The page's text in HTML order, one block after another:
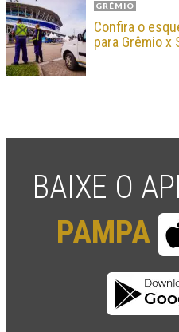
GRÊMIO
Confira o
para Grêmio x
BAIXE O
PAMPA